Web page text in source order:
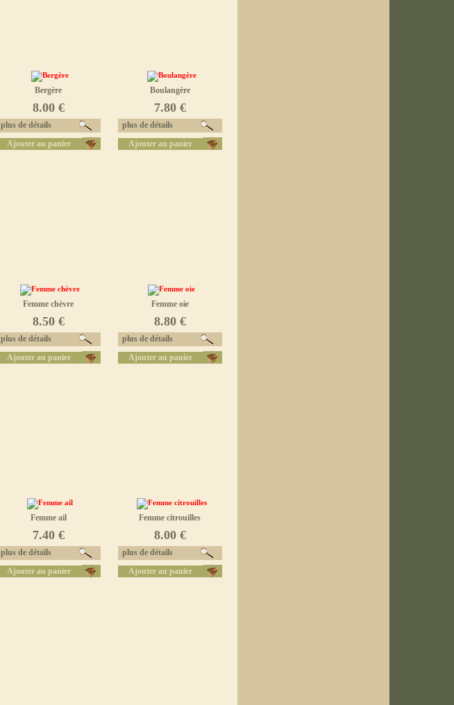
Bergère
8.00 €
plus de détails
Ajouter au panier
Boulangère
7.80 €
plus de détails
Ajouter au panier
Femme chèvre
8.50 €
plus de détails
Ajouter au panier
Femme oie
8.80 €
plus de détails
Ajouter au panier
Femme ail
7.40 €
plus de détails
Ajouter au panier
Femme citrouilles
8.00 €
plus de détails
Ajouter au panier